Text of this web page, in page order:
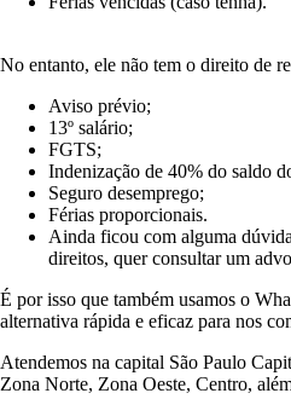
No entanto, ele não tem o direito de
Aviso prévio;
13º salário;
FGTS;
Indenização de 40% do saldo
Seguro desemprego;
Férias proporcionais.
Ainda ficou com alguma
direitos, quer consultar um
É por isso que também usamos o
alternativa rápida e eficaz para nos
Atendemos na capital São Paulo
Zona Norte, Zona Oeste, Centro,